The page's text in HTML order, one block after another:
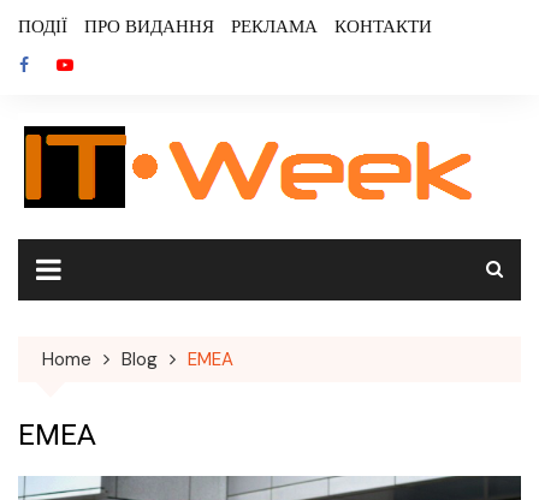
content
ПОДІЇ ПРО ВИДАННЯ РЕКЛАМА КОНТАКТИ
Home Blog EMEA
EMEA